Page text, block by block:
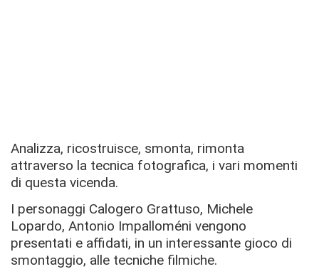
Analizza, ricostruisce, smonta, rimonta
attraverso la tecnica fotografica, i vari momenti
di questa vicenda.
I personaggi Calogero Grattuso, Michele
Lopardo, Antonio Impalloméni vengono
presentati e affidati, in un interessante gioco di
smontaggio, alle tecniche filmiche.